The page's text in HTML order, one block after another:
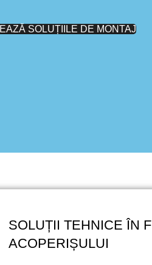
SOLUȚIILE DE MONTAJ
SOLUȚII TEHNICE ÎN
ACOPERIȘULUI